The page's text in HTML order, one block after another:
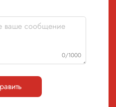
0/1000